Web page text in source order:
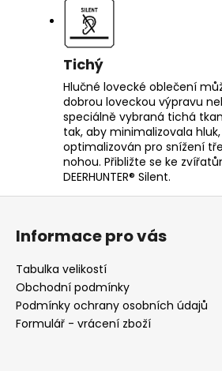
Tichý
Hlučné lovecké oblečení
dobrou loveckou výpravu
speciálně vybraná tichá
tak, aby minimalizovala
optimalizován pro snížení
nohou. Přibližte se ke
DEERHUNTER® Silent.
Z
Informace pro vás
Tabulka velikostí
Obchodní podmínky
Podmínky ochrany osobních údajů
Formulář - vrácení zboží